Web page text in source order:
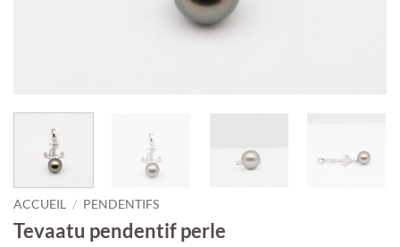
ACCUEIL / PENDENTIFS
Tevaatu pendentif perle